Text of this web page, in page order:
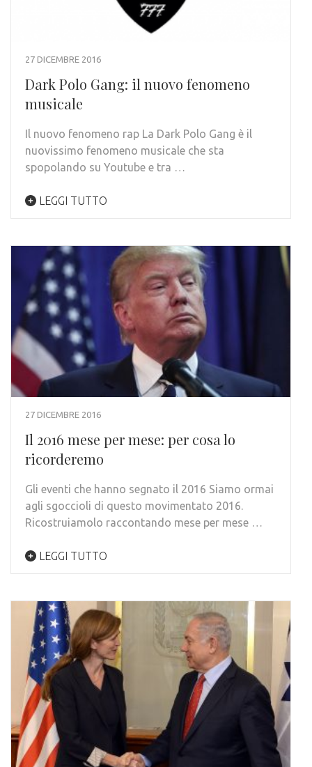
27 DICEMBRE 2016
Dark Polo Gang: il nuovo fenomeno
musicale
Il nuovo fenomeno rap La Dark Polo Gang è il
nuovissimo fenomeno musicale che sta
spopolando su Youtube e tra …
LEGGI TUTTO
27 DICEMBRE 2016
Il 2016 mese per mese: per cosa lo
ricorderemo
Gli eventi che hanno segnato il 2016 Siamo ormai
agli sgoccioli di questo movimentato 2016.
Ricostruiamolo raccontando mese per mese …
LEGGI TUTTO